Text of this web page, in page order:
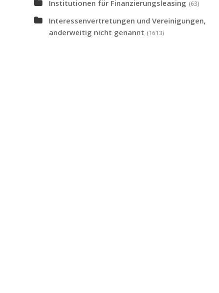
Institutionen für Finanzierungsleasing (63)
Interessenvertretungen und Vereinigungen,
anderweitig nicht genannt (1613)